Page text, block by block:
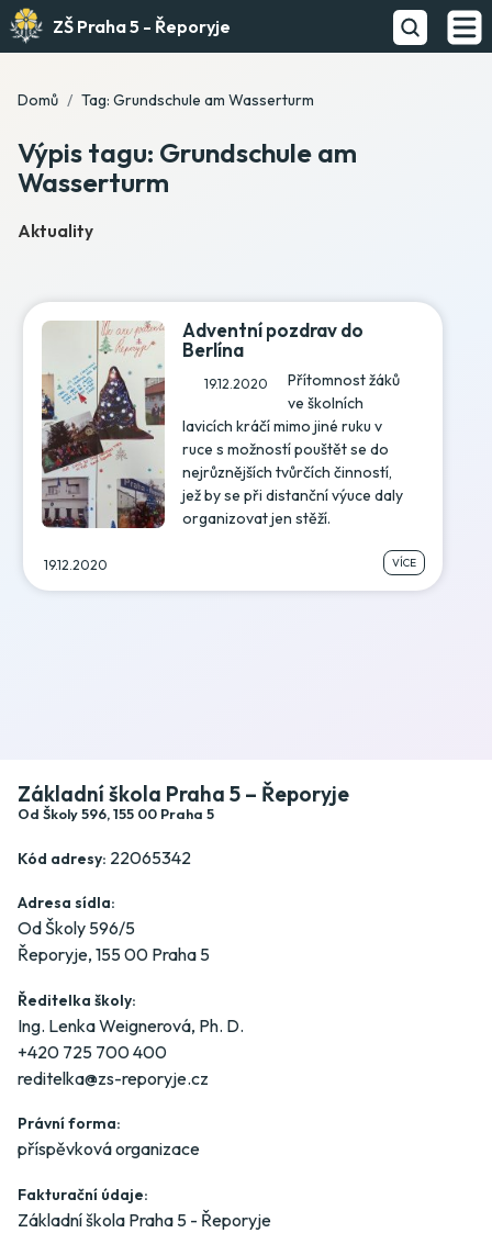
ZŠ Praha 5 - Řeporyje
Domů Tag: Grundschule am Wasserturm
Výpis tagu: Grundschule am
Wasserturm
Aktuality
Adventní pozdrav do
Berlína
19.12.2020
Přítomnost žáků
ve školních
lavicích kráčí mimo jiné ruku v
ruce s možností pouštět se do
nejrůznějších tvůrčích činností,
jež by se při distanční výuce daly
organizovat jen stěží.
19.12.2020 VÍCE
Základní škola Praha 5 – Řeporyje
Od Školy 596, 155 00 Praha 5
Kód adresy: 22065342
Adresa sídla:
Od Školy 596/5
Řeporyje, 155 00 Praha 5
Ředitelka školy:
Ing. Lenka Weignerová, Ph. D.
+420 725 700 400
reditelka@zs-reporyje.cz
Právní forma:
příspěvková organizace
Fakturační údaje:
Základní škola Praha 5 - Řeporyje